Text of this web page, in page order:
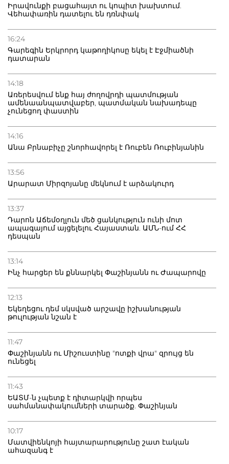
Իրավունքի բացահայտ ու կոպիտ խախտում.
Վեհափառին դատելու են դռնփակ
16:24
Գարեգին Երկրորդ կաթողիկոսը եկել է Էջմիածնի
դատարան
14:18
Առերեսվում ենք հայ ժողովրդի պատմության
ամենաանպատվաբեր, պատմական նախադեպը
չունեցող փաստին
14:16
Անա Բրնաբիչը շնորհավորել է Ռուբեն Ռուբինյանին
13:56
Արարատ Միրզոյանը մեկնում է արձակուրդ
13:37
Դարոն Աճեմօղլուն մեծ ցանկություն ունի մոտ
ապագայում այցելելու Հայաստան. ԱՄՆ-ում ՀՀ
դեսպան
13:14
Ինչ հարցեր են քննարկել Փաշինյանն ու Ժապարովը
12:13
Եկեղեցու դեմ սկսված արշավը իշխանության
թուլության նշան է
11:47
Փաշինյանն ու Միշուստինը "ոտքի վրա" զրույց են
ունեցել
11:43
ԵԱՏՄ-ն չպետք է դիտարկվի որպես
սահմանափակումների տարածք. Փաշինյան
10:17
Մատվիենկոյի հայտարարությունը շատ էական
ահազանգ է